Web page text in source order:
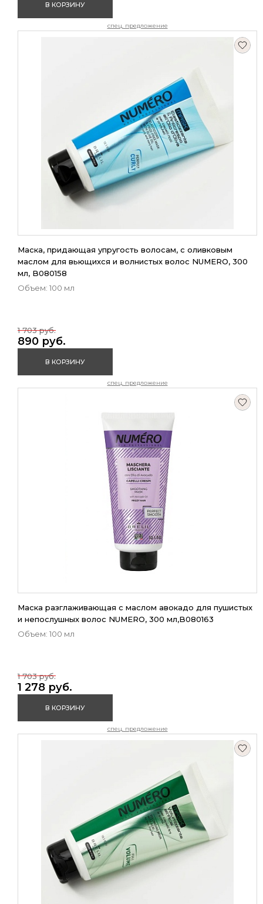
В КОРЗИНУ
спец. предложение
Маска, придающая упругость волосам, с оливковым
маслом для вьющихся и волнистых волос NUMERO, 300
мл, B080158
Объем: 100 мл
890 руб.
1 703 руб.
В КОРЗИНУ
спец. предложение
Маска разглаживающая с маслом авокадо для пушистых
и непослушных волос NUMERO, 300 мл,B080163
Объем: 100 мл
1 278 руб.
1 703 руб.
В КОРЗИНУ
спец. предложение